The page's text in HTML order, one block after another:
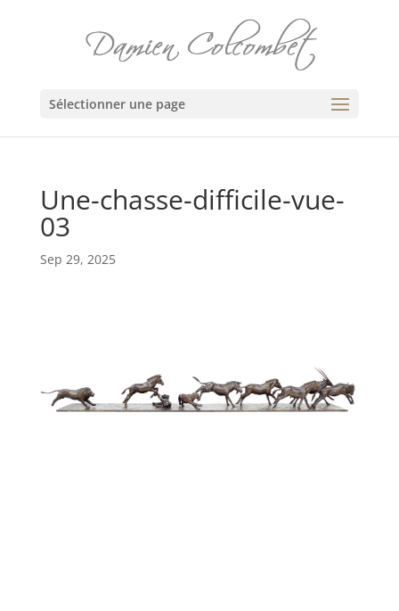
Sélectionner une page
Une-chasse-difficile-vue-
03
Sep 29, 2025